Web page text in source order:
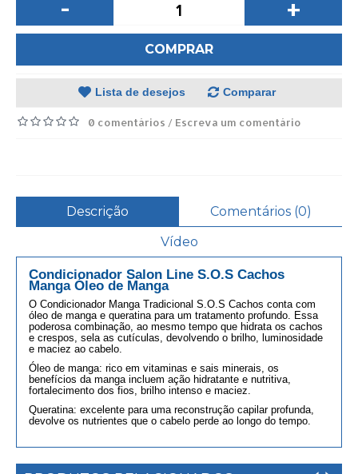
- +
COMPRAR
Lista de desejos Comparar
0 comentários / Escreva um comentário
Descrição
Comentários (0)
Vídeo
Condicionador Salon Line S.O.S Cachos
Manga Óleo de Manga
O Condicionador Manga Tradicional S.O.S Cachos conta com
óleo de manga e queratina para um tratamento profundo. Essa
poderosa combinação, ao mesmo tempo que hidrata os cachos
e crespos, sela as cutículas, devolvendo o brilho, luminosidade
e maciez ao cabelo.
Óleo de manga: rico em vitaminas e sais minerais, os
benefícios da manga incluem ação hidratante e nutritiva,
fortalecimento dos fios, brilho intenso e maciez.
Queratina: excelente para uma reconstrução capilar profunda,
devolve os nutrientes que o cabelo perde ao longo do tempo.